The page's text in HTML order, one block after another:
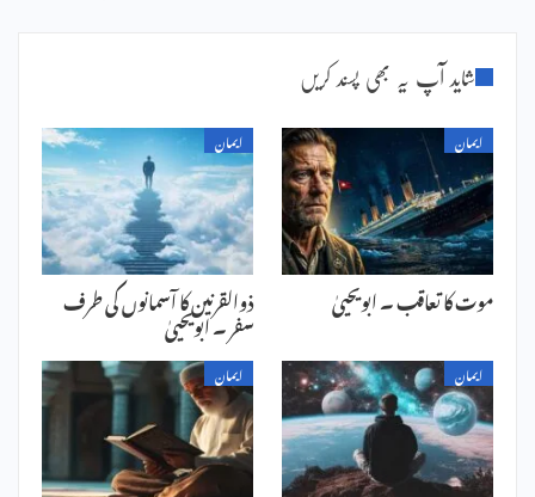
شاید آپ یہ بھی پسند کریں
ایمان
موت کا تعاقب ۔ ابویحییٰ
ایمان
ذوالقرنین کا آسمانوں کی طرف
سفر ۔ ابویحییٰ
ایمان ایمان